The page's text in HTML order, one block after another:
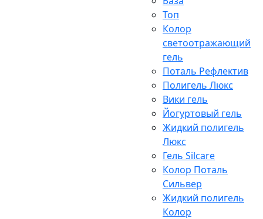
Топ
Колор
светоотражающий
гель
Поталь Рефлектив
Полигель Люкс
Вики гель
Йогуртовый гель
Жидкий полигель
Люкс
Гель Silcare
Колор Поталь
Сильвер
Жидкий полигель
Колор